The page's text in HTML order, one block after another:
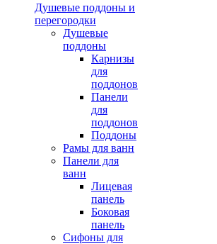
Душевые поддоны и
перегородки
Душевые
поддоны
Карнизы
для
поддонов
Панели
для
поддонов
Поддоны
Рамы для ванн
Панели для
ванн
Лицевая
панель
Боковая
панель
Сифоны для